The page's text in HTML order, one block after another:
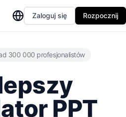
Zaloguj się Rozpocznij
300 000 profesjonalistów
PPT